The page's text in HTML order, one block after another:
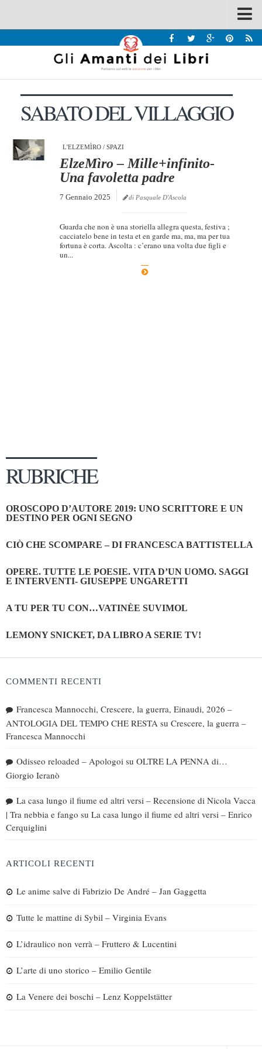
Recensioni
Interviste & Incontri
Bandi
Chi siamo
Tabù Festival 2014
A Tutto Volume
Marketing
SABATO DEL VILLAGGIO
L'ELZEMÌRO/ SPAZI
ElzeMìro – Mille+infinito-
Una favoletta padre
7 Gennaio 2025 di Pasquale D'Ascola
Guarda che non è una storiella allegra questa, festiva ;
cacciatelo bene in testa et en garde ma, ma, ma per tua
fortuna è corta. Ascolta : c’erano una volta due figli e
un...
RUBRICHE
OROSCOPO D’AUTORE 2019: UNO SCRITTORE E UN
DESTINO PER OGNI SEGNO
CIÒ CHE SCOMPARE – DI FRANCESCA BATTISTELLA
OPERE. TUTTE LE POESIE. VITA D’UN UOMO. SAGGI
E INTERVENTI- GIUSEPPE UNGARETTI
A TU PER TU CON…VATINÈE SUVIMOL
LEMONY SNICKET, DA LIBRO A SERIE TV!
COMMENTI RECENTI
Francesca Mannocchi, Crescere, la guerra, Einaudi, 2026 –
ANTOLOGIA DEL TEMPO CHE RESTA su Crescere, la guerra –
Francesca Mannocchi
Odisseo reloaded – Apologoi su OLTRE LA PENNA di…
Giorgio Ieranò
La casa lungo il fiume ed altri versi – Recensione di Nicola Vacca
| Tra nebbia e fango su La casa lungo il fiume ed altri versi – Enrico
Cerquiglini
ARTICOLI RECENTI
Le anime salve di Fabrizio De André – Jan Gaggetta
Tutte le mattine di Sybil – Virginia Evans
L’idraulico non verrà – Fruttero & Lucentini
L’arte di uno storico – Emilio Gentile
La Venere dei boschi – Lenz Koppelstätter